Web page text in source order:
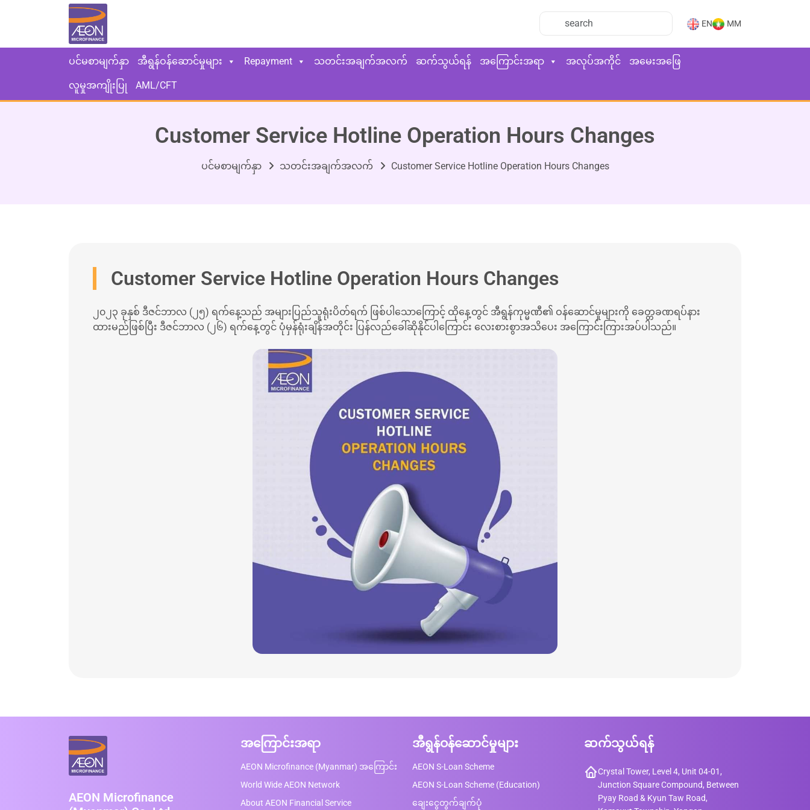
EN MM
ပင်မစာမျက်နှာ အီရွန်ဝန်ဆောင်မှုများ Repayment သတင်းအချက်အလက် ဆက်သွယ်ရန် အကြောင်းအရာ အလုပ်အကိုင် အမေးအဖြေ
လူမှုအကျိုးပြု AML/CFT
Customer Service Hotline Operation Hours Changes
ပင်မစာမျက်နှာ သတင်းအချက်အလက် Customer Service Hotline Operation Hours Changes
Customer Service Hotline Operation Hours Changes
၂၀၂၃ ခုနှစ် ဒီဇင်ဘာလ (၂၅) ရက်နေ့သည် အများပြည်သူရုံးပိတ်ရက် ဖြစ်ပါသောကြောင့် ထိုနေ့တွင် အီရွန်ကုမ္မဏီ၏ ဝန်ဆောင်မှုများကို ခေတ္တခဏရပ်နား
ထားမည်ဖြစ်ပြီး ဒီဇင်ဘာလ (၂၆) ရက်နေ့တွင် ပုံမှန်ရုံးချိန်အတိုင်း ပြန်လည်ခေါ်ဆိုနိုင်ပါကြောင်း လေးစားစွာအသိပေး အကြောင်းကြားအပ်ပါသည်။
AEON Microfinance
အကြောင်းအရာ
AEON Microfinance (Myanmar) အကြောင်း
World Wide AEON Network
About AEON Financial Service
အီရွန်ဝန်ဆောင်မှုများ
AEON S-Loan Scheme
AEON S-Loan Scheme (Education)
ချေးငွေတွက်ချက်ပုံ
ဆက်သွယ်ရန်
Crystal Tower, Level 4, Unit 04-01,
Junction Square Compound, Between
Pyay Road & Kyun Taw Road,